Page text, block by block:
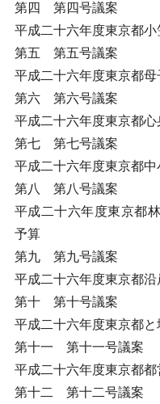
第四 第四号議案
平成二十六年度東京都
第五 第五号議案
平成二十六年度東京都
第六 第六号議案
平成二十六年度東京都
第七 第七号議案
平成二十六年度東京都
第八 第八号議案
平成二十六年度東京都
予算
第九 第九号議案
平成二十六年度東京都
第十 第十号議案
平成二十六年度東京都
第十一 第十一号議案
平成二十六年度東京都
第十二 第十二号議案